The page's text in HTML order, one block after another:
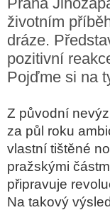
životním
dráze.
pozitivní
Pojďme si na
Z původní
za půl roku
vlastní tištěné
pražskými
připravuje
Na takový